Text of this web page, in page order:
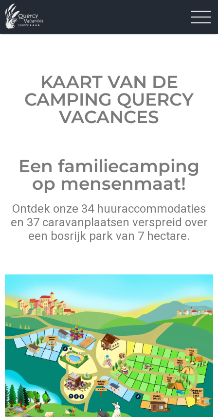
KAART VAN DE
CAMPING QUERCY
VACANCES
Een familiecamping
op mensenmaat!
Ontdek onze 34 huuraccommodaties
en 37 caravanplaatsen verspreid over
een bosrijk park van 7 hectare.